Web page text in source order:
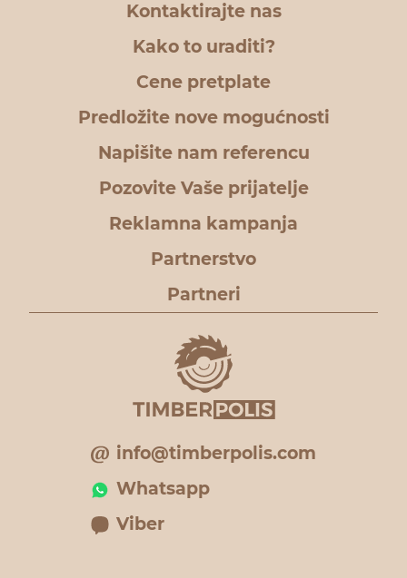
Kontaktirajte nas
Kako to uraditi?
Cene pretplate
Predložite nove mogućnosti
Napišite nam referencu
Pozovite Vaše prijatelje
Reklamna kampanja
Partnerstvo
Partneri
info@timberpolis.com
Whatsapp
Viber